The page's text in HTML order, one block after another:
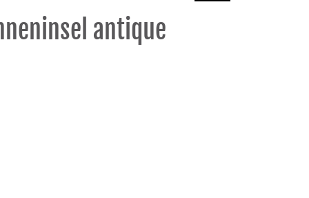
antique